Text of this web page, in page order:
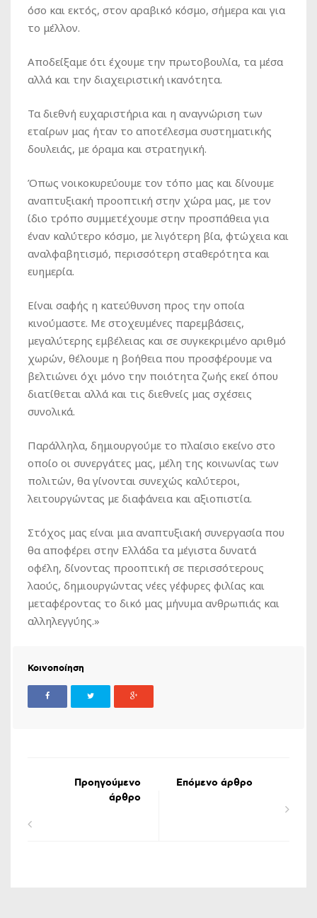
όσο και εκτός, στον αραβικό κόσμο, σήμερα και για
το μέλλον.
Αποδείξαμε ότι έχουμε την πρωτοβουλία, τα μέσα
αλλά και την διαχειριστική ικανότητα.
Τα διεθνή ευχαριστήρια και η αναγνώριση των
εταίρων μας ήταν το αποτέλεσμα συστηματικής
δουλειάς, με όραμα και στρατηγική.
Όπως νοικοκυρεύουμε τον τόπο μας και δίνουμε
αναπτυξιακή προοπτική στην χώρα μας, με τον
ίδιο τρόπο συμμετέχουμε στην προσπάθεια για
έναν καλύτερο κόσμο, με λιγότερη βία, φτώχεια και
αναλφαβητισμό, περισσότερη σταθερότητα και
ευημερία.
Είναι σαφής η κατεύθυνση προς την οποία
κινούμαστε. Με στοχευμένες παρεμβάσεις,
μεγαλύτερης εμβέλειας και σε συγκεκριμένο αριθμό
χωρών, θέλουμε η βοήθεια που προσφέρουμε να
βελτιώνει όχι μόνο την ποιότητα ζωής εκεί όπου
διατίθεται αλλά και τις διεθνείς μας σχέσεις
συνολικά.
Παράλληλα, δημιουργούμε το πλαίσιο εκείνο στο
οποίο οι συνεργάτες μας, μέλη της κοινωνίας των
πολιτών, θα γίνονται συνεχώς καλύτεροι,
λειτουργώντας με διαφάνεια και αξιοπιστία.
Στόχος μας είναι μια αναπτυξιακή συνεργασία που
θα αποφέρει στην Ελλάδα τα μέγιστα δυνατά
οφέλη, δίνοντας προοπτική σε περισσότερους
λαούς, δημιουργώντας νέες γέφυρες φιλίας και
μεταφέροντας το δικό μας μήνυμα ανθρωπιάς και
αλληλεγγύης.»
Κοινοποίηση
Προηγούμενο
άρθρο
Επόμενο άρθρο